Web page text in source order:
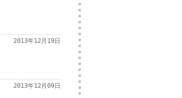
2013年12月19日
2013年12月09日